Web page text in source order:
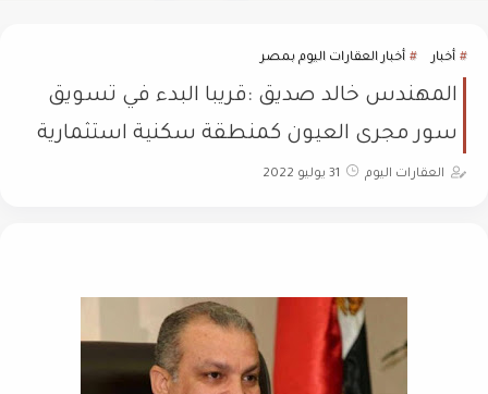
أخبار أخبار العقارات اليوم بمصر
المهندس خالد صديق :قريبا البدء في تسويق
سور مجرى العيون كمنطقة سكنية استثمارية
العقارات اليوم 31 يوليو 2022